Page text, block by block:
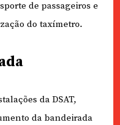
de passageiros e
do taxímetro.
da DSAT,
da bandeirada